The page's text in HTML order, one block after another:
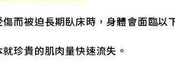
而被迫長期臥床時，身體會面臨以
珍貴的肌肉量快速流失。